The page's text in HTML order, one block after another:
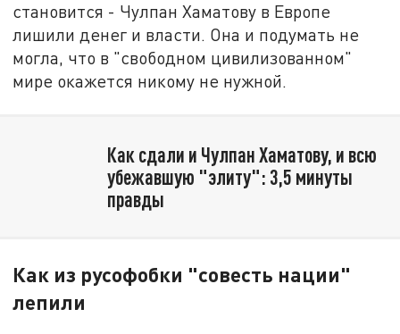
становится - Чулпан Хаматову в Европе
лишили денег и власти. Она и подумать не
могла, что в "свободном цивилизованном"
мире окажется никому не нужной.
Как сдали и Чулпан Хаматову, и всю
убежавшую "элиту": 3,5 минуты
правды
Как из русофобки "совесть нации"
лепили